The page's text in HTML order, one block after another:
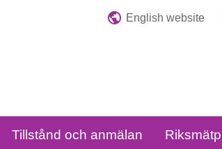
English website
Tillstånd och anmälan